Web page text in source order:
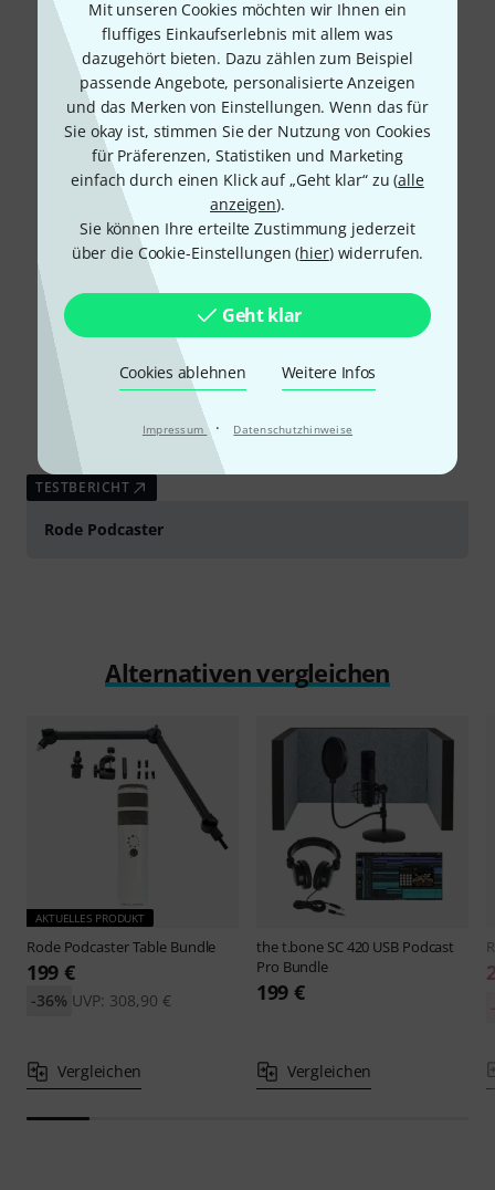
Mit unseren Cookies möchten wir Ihnen ein
fluffiges Einkaufserlebnis mit allem was
dazugehört bieten. Dazu zählen zum Beispiel
passende Angebote, personalisierte Anzeigen
und das Merken von Einstellungen. Wenn das für
Sie okay ist, stimmen Sie der Nutzung von Cookies
für Präferenzen, Statistiken und Marketing
einfach durch einen Klick auf „Geht klar“ zu (alle
anzeigen).
Sie können Ihre erteilte Zustimmung jederzeit
über die Cookie-Einstellungen (hier) widerrufen.
Geht klar
Cookies ablehnen Weitere Infos
Impressum · Datenschutzhinweise
TESTBERICHT
Rode Podcaster
Alternativen vergleichen
AKTUELLES PRODUKT
Rode Podcaster Table Bundle
199 €
UVP: 308,90 €
-36%
Vergleichen
the t.bone SC 420 USB Podcast
Pro Bundle
199 €
Vergleichen